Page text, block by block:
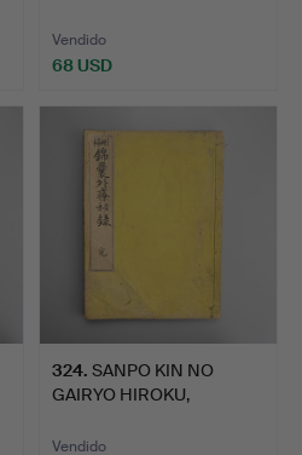
Vendido
68 USD
324. SANPO KIN NO
GAIRYO HIROKU,
Vendido